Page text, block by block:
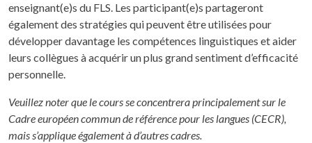
enseignant(e)s du FLS. Les participant(e)s partageront
également des stratégies qui peuvent être utilisées pour
développer davantage les compétences linguistiques et aider
leurs collègues à acquérir un plus grand sentiment d’efficacité
personnelle.
Veuillez noter que le cours se concentrera principalement sur le
Cadre européen commun de référence pour les langues (CECR),
mais s’applique également à d’autres cadres.